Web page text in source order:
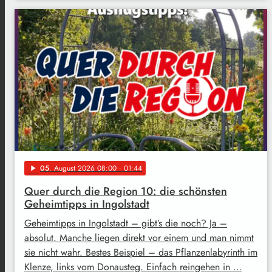
play_arrow 05. August 2026 08:00 · 01:44
Quer durch die Region 10: die schönsten
Geheimtipps in Ingolstadt
Geheimtipps in Ingolstadt – gibt’s die noch? Ja –
absolut. Manche liegen direkt vor einem und man nimmt
sie nicht wahr. Bestes Beispiel – das Pflanzenlabyrinth im
Klenze, links vom Donausteg. Einfach reingehen in …